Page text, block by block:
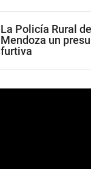
La Policía Rural
Mendoza un
furtiva